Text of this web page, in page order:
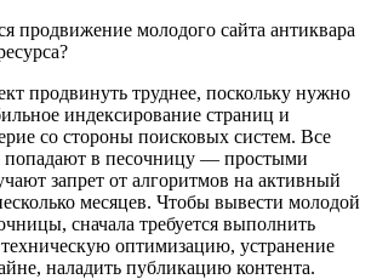
продвижение молодого сайта антиквара
продвинуть труднее, поскольку нужно
индексирование страниц и
со стороны поисковых систем. Все
попадают в песочницу — простыми
запрет от алгоритмов на активный
месяцев. Чтобы вывести молодой
сначала требуется выполнить
техническую оптимизацию, устранение
наладить публикацию контента.